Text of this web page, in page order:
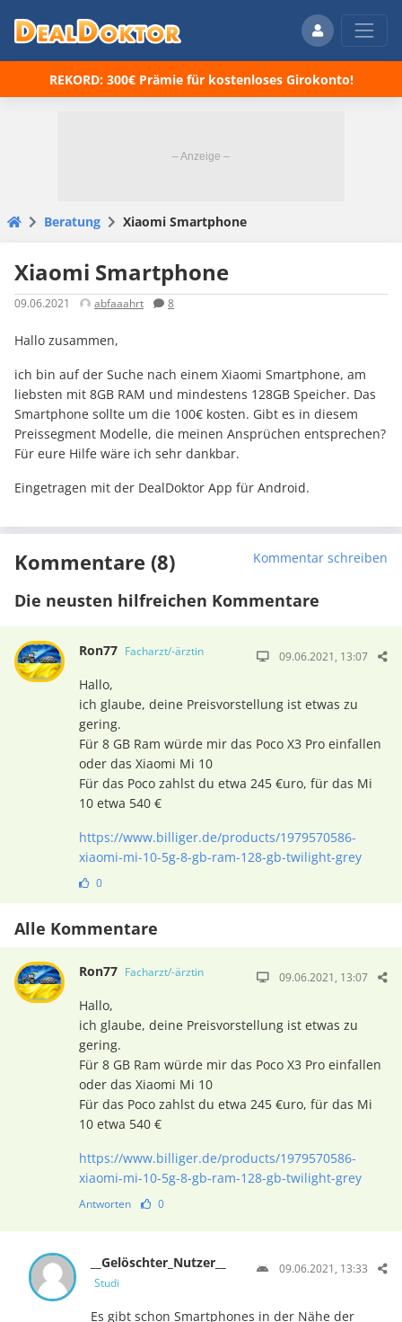
REKORD: 300€ Prämie für kostenloses Girokonto!
Beratung Xiaomi Smartphone
Xiaomi Smartphone
09.06.2021 abfaaahrt 8
Hallo zusammen,
ich bin auf der Suche nach einem Xiaomi Smartphone, am
liebsten mit 8GB RAM und mindestens 128GB Speicher. Das
Smartphone sollte um die 100€ kosten. Gibt es in diesem
Preissegment Modelle, die meinen Ansprüchen entsprechen?
Für eure Hilfe wäre ich sehr dankbar.
Eingetragen mit der DealDoktor App für Android.
Kommentare (8) Kommentar schreiben
Die neusten hilfreichen Kommentare
Ron77 Facharzt/-ärztin 09.06.2021, 13:07
Hallo,
ich glaube, deine Preisvorstellung ist etwas zu
gering.
Für 8 GB Ram würde mir das Poco X3 Pro einfallen
oder das Xiaomi Mi 10
Für das Poco zahlst du etwa 245 €uro, für das Mi
10 etwa 540 €
https://www.billiger.de/products/1979570586-
xiaomi-mi-10-5g-8-gb-ram-128-gb-twilight-grey
0
Alle Kommentare
Ron77 Facharzt/-ärztin 09.06.2021, 13:07
Hallo,
ich glaube, deine Preisvorstellung ist etwas zu
gering.
Für 8 GB Ram würde mir das Poco X3 Pro einfallen
oder das Xiaomi Mi 10
Für das Poco zahlst du etwa 245 €uro, für das Mi
10 etwa 540 €
https://www.billiger.de/products/1979570586-
xiaomi-mi-10-5g-8-gb-ram-128-gb-twilight-grey
Antworten 0
__Gelöschter_Nutzer__
Studi
09.06.2021, 13:33
Es gibt schon Smartphones in der Nähe der